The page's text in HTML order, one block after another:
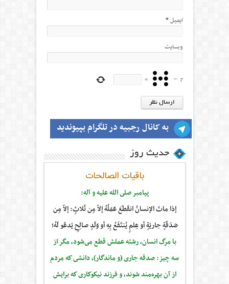
ایمیل*
وبسایت
7
−
=
به کانال رجبیه در تلگرام بپیوندید
حدیث روز
باقیات الصالحات
پيامبر صلى‏ الله‏ عليه ‏و‏ آله:
إذا ماتَ الإنسانُ انقَطَعَ عَمَلُهُ إلاّ مِن ثَلاثٍ: إلاّ مِن
صَدَقَةٍ جاريَةٍ أو عِلمٍ يُنتَفَعُ بِهِ أو وَلَدٍ صالِحٍ يَدعُو لَهُ؛
با مرگ انسان، رشته عملش قطع مى‌شود، مگر از
سه چيز: صدقه جارى (و ماندگار)، دانشى كه مردم
از آن بهره‏‌مند شوند، و فرزند نيكوكارى كه برايش